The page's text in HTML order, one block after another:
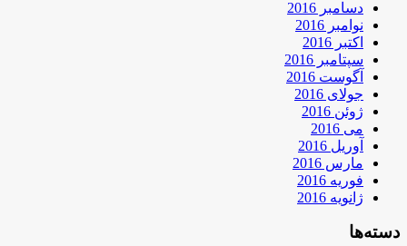
دسامبر 2016
نوامبر 2016
اکتبر 2016
سپتامبر 2016
آگوست 2016
جولای 2016
ژوئن 2016
می 2016
آوریل 2016
مارس 2016
فوریه 2016
ژانویه 2016
دسته‌ها